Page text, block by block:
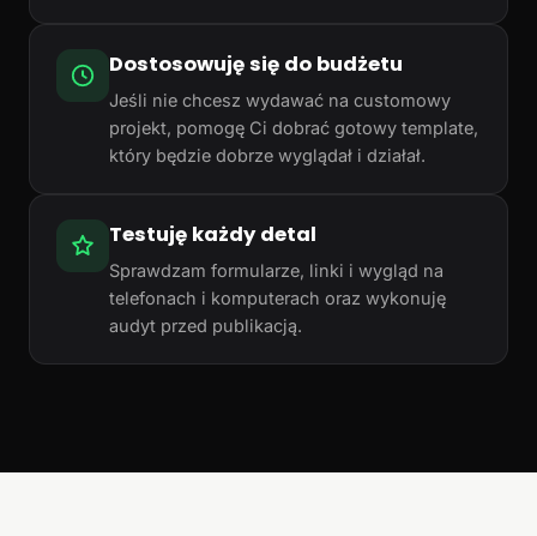
Dostosowuję się do budżetu
Jeśli nie chcesz wydawać na customowy
projekt, pomogę Ci dobrać gotowy template,
który będzie dobrze wyglądał i działał.
Testuję każdy detal
Sprawdzam formularze, linki i wygląd na
telefonach i komputerach oraz wykonuję
audyt przed publikacją.